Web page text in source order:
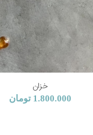
خزان
1.800.000 تومان